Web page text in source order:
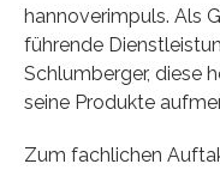
hannoverimpuls. Als
führende
Schlumberger, diese
seine Produkte
Zum fachlichen